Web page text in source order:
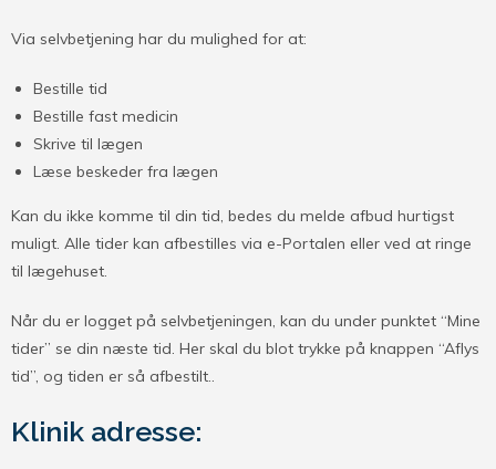
Via selvbetjening har du mulighed for at:
Bestille tid
Bestille fast medicin
Skrive til lægen
Læse beskeder fra lægen
Kan du ikke komme til din tid, bedes du melde afbud hurtigst
muligt. Alle tider kan afbestilles via e-Portalen eller ved at ringe
til lægehuset.
Når du er logget på selvbetjeningen, kan du under punktet “Mine
tider” se din næste tid. Her skal du blot trykke på knappen “Aflys
tid”, og tiden er så afbestilt..
Klinik adresse: